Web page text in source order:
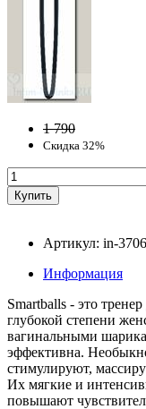
1 790
Скидка 32%
Артикул: in-
Информация
Smartballs - это
глубокой степени
вагинальными
эффективна.
стимулируют,
Их мягкие и
повышают